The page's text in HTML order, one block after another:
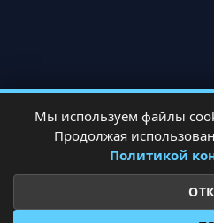
Мы используем файлы
Продолжая
Политикой